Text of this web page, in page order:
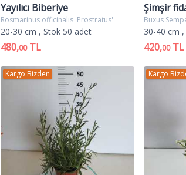
Yayılıcı Biberiye
Rosmarinus officinalis 'Prostratus'
20-30 cm , Stok 50 adet
480,00TL
Şimşir
Buxus
30-40 cm
420,00TL
Kargo Bizden Kargo